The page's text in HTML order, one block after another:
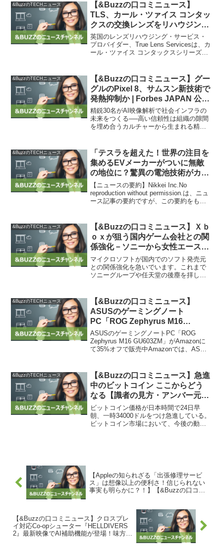
&BuzzのTECHニュース
【&Buzzの口コミニュース】
TLS、カール・ツァイス コンタッ
クスの交換レンズをリハウジン
グ。写真業界で評価の高いスチル
レンズをシネマレンズ化
[IBC2023] – PRONEWS : 動画制
ルガイド
英国のレンズリハウジング・サービス・
プロバイダー、True Lens Servicesは、カ
ール・ツァイス コンタックスシリーズの
シカ・京セラのカール・ツァ...
&BuzzのTECHニュース
【&Buzzの口コミニュース】グー
グルのPixel 8、サムスン新技術で
発熱抑制か | Forbes JAPAN 公式
サイト（フォーブス ジャパン）
精鋭30名がAI映像解析で社会インフラの
未来をつくる──高い信頼性は組織の隙間
を埋め合うカルチャーから生まれる精鋭
ます。このチームは組織の隙間を埋め合
うカルチャーか...
&BuzzのTECHニュース
「テスラを超えた！世界の注目を
集めるEVメーカーがついに無敵
の地位に？驚異の電池技術がカギ
【&Buzzの口コミニュース】」
【ニュースの要約】Nikkei Inc.No
reproduction without permission.は、ニュ
ース記事の要約ですが、この要約をもと
Prim...
&BuzzのTECHニュース
【&Buzzの口コミニュース】Ｘｂ
ｏｘが狙う国内ゲーム会社との関
係強化－ソニーから女性エース –
Bloomberg
マイクロソフトが国内でのソフト発売元
との関係強化を急いでいます。これまで
ソニーグループや任天堂の後塵を拝して
ニーＧ出身の女性エースである加藤芽奈
氏がパブリッシャーとの関...
&BuzzのTECHニュース
【&Buzzの口コミニュース】
ASUSのゲーミングノート
PC「ROG Zephyrus M16
GU603ZM」がAmazonにて35%
オフで販売中 – GAME Watch
ASUSのゲーミングノートPC「ROG
Zephyrus M16 GU603ZM」がAmazonに
て35%オフで販売中Amazonでは、ASUS
で...
&BuzzのTECHニュース
【&Buzzの口コミニュース】急進
中のビットコイン ここからどう
なる【識者の見方・アンバー元日
本代表に聞く】 | Cointelegraph |
コインテレグラフ ジャパン
ビットコイン価格が日本時間で24日早
朝、一時34000ドルをつけ急進している。
ビットコイン市場において、今後の動向
【Appleの知られざる「出張修理サービ
ス」は想像以上の便利さ！信じられない
事実も明らかに？！】【&Buzzの口コミ
【&Buzzの口コミニュース】クロスプレ
イ対応Co-opシューター『HELLDIVERS
2』最新映像でAI補助機能が登場！味方も